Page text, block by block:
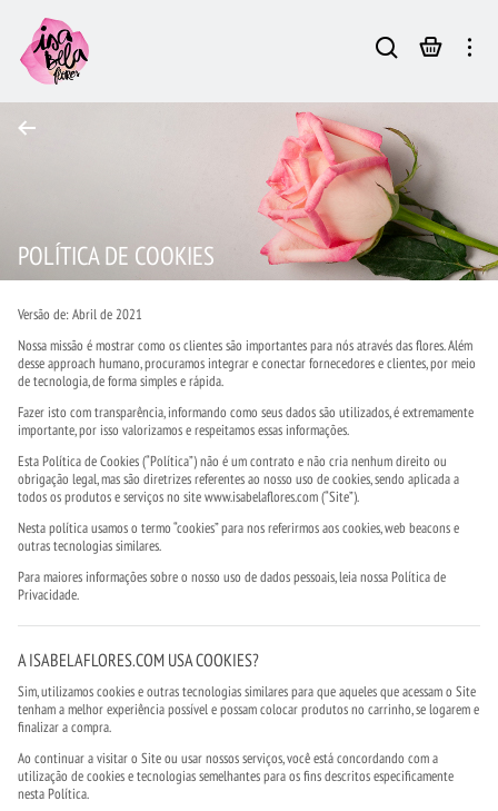
POLÍTICA DE COOKIES
Versão de: Abril de 2021
Nossa missão é mostrar como os clientes são importantes para nós através das flores. Além
desse approach humano, procuramos integrar e conectar fornecedores e clientes, por meio
de tecnologia, de forma simples e rápida.
Fazer isto com transparência, informando como seus dados são utilizados, é extremamente
importante, por isso valorizamos e respeitamos essas informações.
Esta Política de Cookies (“Política”) não é um contrato e não cria nenhum direito ou
obrigação legal, mas são diretrizes referentes ao nosso uso de cookies, sendo aplicada a
todos os produtos e serviços no site www.isabelaflores.com (“Site”).
Nesta política usamos o termo “cookies” para nos referirmos aos cookies, web beacons e
outras tecnologias similares.
Para maiores informações sobre o nosso uso de dados pessoais, leia nossa Política de
Privacidade.
A ISABELAFLORES.COM USA COOKIES?
Sim, utilizamos cookies e outras tecnologias similares para que aqueles que acessam o Site
tenham a melhor experiência possível e possam colocar produtos no carrinho, se logarem e
finalizar a compra.
Ao continuar a visitar o Site ou usar nossos serviços, você está concordando com a
utilização de cookies e tecnologias semelhantes para os fins descritos especificamente
nesta Política.